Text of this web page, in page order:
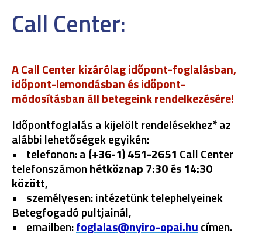
Call Center:
A Call Center kizárólag időpont-foglalásban,
időpont-lemondásban és időpont-
módosításban áll betegeink rendelkezésére!
Időpontfoglalás a kijelölt rendelésekhez* az
alábbi lehetőségek egyikén:
• telefonon: a(+36-1) 451-2651 Call Center
telefonszámonhétköznap 7:30 és 14:30
között,
• személyesen: intézetünk telephelyeinek
Betegfogadó pultjainál,
• emailben:foglalas@nyiro-opai.hucímen.